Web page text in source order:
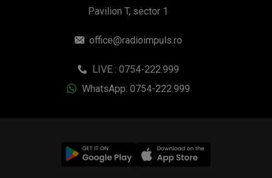
Pavilion T, sector 1
office@radioimpuls.ro
LIVE : 0754-222.999
WhatsApp: 0754-222.999